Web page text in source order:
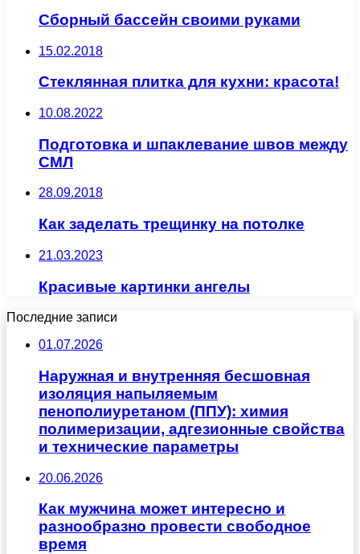
Сборный бассейн своими руками
15.02.2018
Стеклянная плитка для кухни: красота!
10.08.2022
Подготовка и шпаклевание швов между
СМЛ
28.09.2018
Как заделать трещинку на потолке
21.03.2023
Красивые картинки ангелы
Последние записи
01.07.2026
Наружная и внутренняя бесшовная
изоляция напыляемым
пенополиуретаном (ППУ): химия
полимеризации, адгезионные свойства
и технические параметры
20.06.2026
Как мужчина может интересно и
разнообразно провести свободное
время